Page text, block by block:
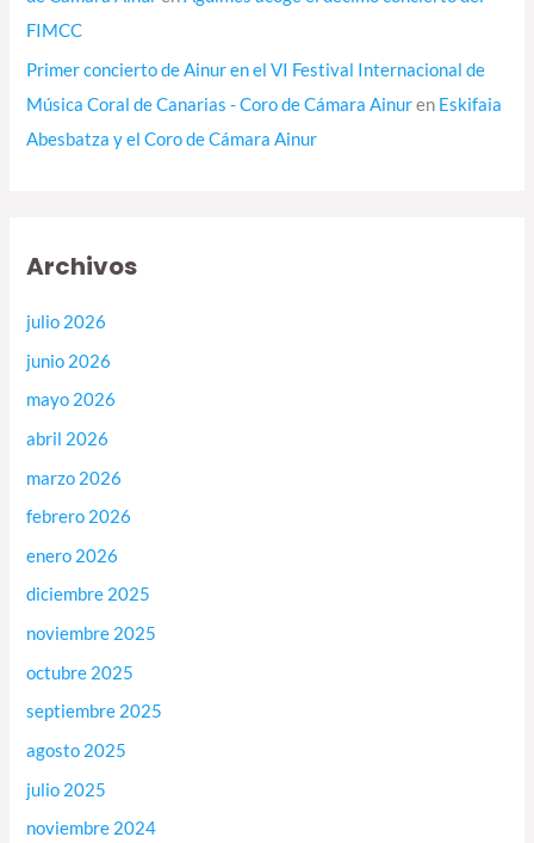
FIMCC
Primer concierto de Ainur en el VI Festival Internacional de
Música Coral de Canarias - Coro de Cámara Ainuren Eskifaia
Abesbatza y el Coro de Cámara Ainur
Archivos
julio 2026
junio 2026
mayo 2026
abril 2026
marzo 2026
febrero 2026
enero 2026
diciembre 2025
noviembre 2025
octubre 2025
septiembre 2025
agosto 2025
julio 2025
noviembre 2024